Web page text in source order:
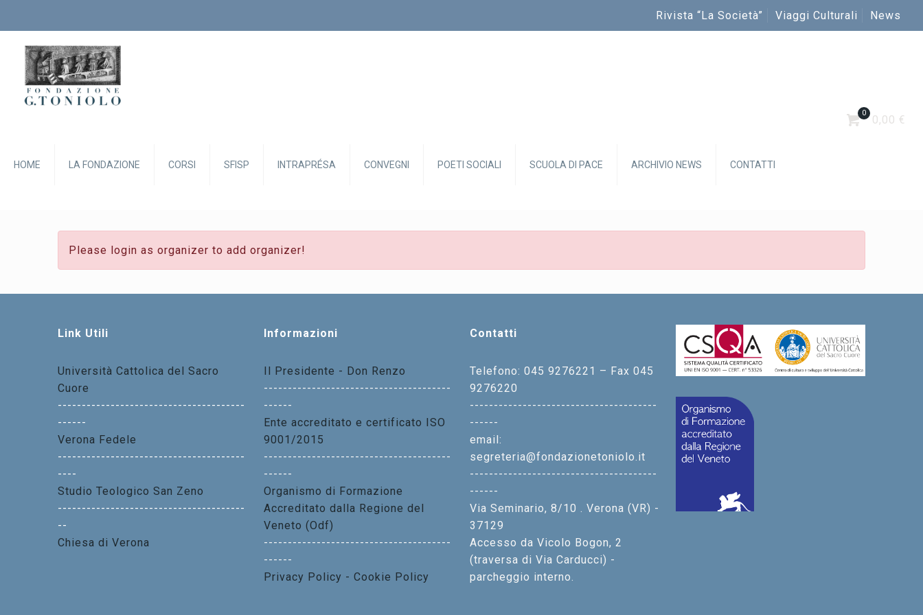
Rivista “La Società” Viaggi Culturali News
HOME LA FONDAZIONE CORSI SFISP INTRAPRÉSA CONVEGNI POETI SOCIALI SCUOLA DI PACE ARCHIVIO NEWS CONTATTI
0
0,00 €
Please login as organizer to add organizer!
Link Utili
Università Cattolica del Sacro
Cuore
---------------------------------------
------
Verona Fedele
---------------------------------------
----
Studio Teologico San Zeno
---------------------------------------
--
Chiesa di Verona
Informazioni
Il Presidente - Don Renzo
---------------------------------------
------
Ente accreditato e certificato ISO
9001/2015
---------------------------------------
------
Organismo di Formazione
Accreditato dalla Regione del
Veneto (Odf)
---------------------------------------
------
Privacy Policy - Cookie Policy
Contatti
Telefono: 045 9276221 – Fax 045
9276220
---------------------------------------
------
email:
segreteria@fondazionetoniolo.it
---------------------------------------
------
Via Seminario, 8/10 . Verona (VR) -
37129
Accesso da Vicolo Bogon, 2
(traversa di Via Carducci) -
parcheggio interno.